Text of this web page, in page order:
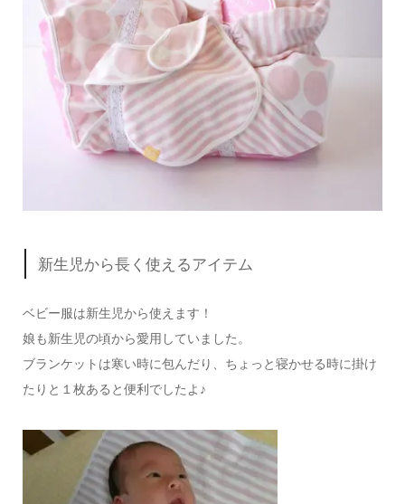
新生児から長く使えるアイテム
ベビー服は新生児から使えます！
娘も新生児の頃から愛用していました。
ブランケットは寒い時に包んだり、ちょっと寝かせる時に掛け
たりと１枚あると便利でしたよ♪